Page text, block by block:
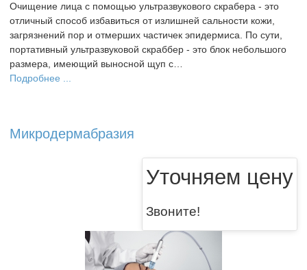
Очищение лица с помощью ультразвукового скрабера - это
отличный способ избавиться от излишней сальности кожи,
загрязнений пор и отмерших частичек эпидермиса. По сути,
портативный ультразвуковой скраббер - это блок небольшого
размера, имеющий выносной щуп с…
Подробнее ...
Микродермабразия
Уточняем цену
Звоните!